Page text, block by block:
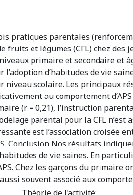
pratiques parentales
et légumes (CFL) chez des
primaire et secondaire et
d’habitudes de vie
scolaire. Les principaux
au comportement
(r = 0,21), l’instruction
parental pour la CFL n’est
est l’association croisée
Conclusion Nos résultats
de vie saines. En
Chez les garçons du primaire
souvent associé aux
Théorie de l'activité: